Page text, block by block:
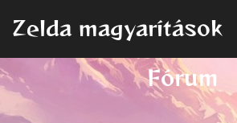
Zelda magyarítások
Fórum